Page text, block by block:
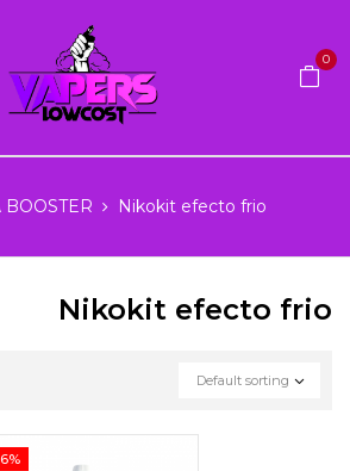
0
Nikokit efecto frio
Nikokit efecto frio
Default sorting